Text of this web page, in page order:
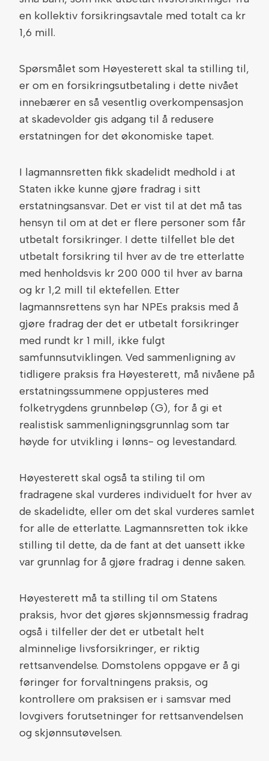
en kollektiv forsikringsavtale med totalt ca kr
1,6 mill.
Spørsmålet som Høyesterett skal ta stilling til,
er om en forsikringsutbetaling i dette nivået
innebærer en så vesentlig overkompensasjon
at skadevolder gis adgang til å redusere
erstatningen for det økonomiske tapet.
I lagmannsretten fikk skadelidt medhold i at
Staten ikke kunne gjøre fradrag i sitt
erstatningsansvar. Det er vist til at det må tas
hensyn til om at det er flere personer som får
utbetalt forsikringer. I dette tilfellet ble det
utbetalt forsikring til hver av de tre etterlatte
med henholdsvis kr 200 000 til hver av barna
og kr 1,2 mill til ektefellen. Etter
lagmannsrettens syn har NPEs praksis med å
gjøre fradrag der det er utbetalt forsikringer
med rundt kr 1 mill, ikke fulgt
samfunnsutviklingen. Ved sammenligning av
tidligere praksis fra Høyesterett, må nivåene på
erstatningssummene oppjusteres med
folketrygdens grunnbeløp (G), for å gi et
realistisk sammenligningsgrunnlag som tar
høyde for utvikling i lønns- og levestandard.
Høyesterett skal også ta stiling til om
fradragene skal vurderes individuelt for hver av
de skadelidte, eller om det skal vurderes samlet
for alle de etterlatte. Lagmannsretten tok ikke
stilling til dette, da de fant at det uansett ikke
var grunnlag for å gjøre fradrag i denne saken.
Høyesterett må ta stilling til om Statens
praksis, hvor det gjøres skjønnsmessig fradrag
også i tilfeller der det er utbetalt helt
alminnelige livsforsikringer, er riktig
rettsanvendelse. Domstolens oppgave er å gi
føringer for forvaltningens praksis, og
kontrollere om praksisen er i samsvar med
lovgivers forutsetninger for rettsanvendelsen
og skjønnsutøvelsen.